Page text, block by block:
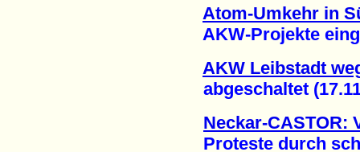
Atom-Umkehr in
AKW-Projekte
AKW Leibstadt
abgeschaltet
Neckar-CASTOR:
Proteste durch